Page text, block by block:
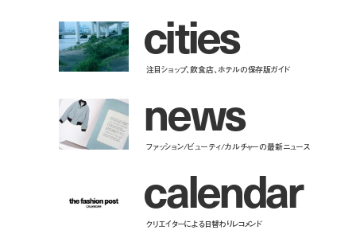
cities
注目ショップ、飲食店、ホテルの保存版ガイド
news
ファッション/ビューティ/カルチャーの最新ニュース
calendar
クリエイターによる日替わりレコメンド